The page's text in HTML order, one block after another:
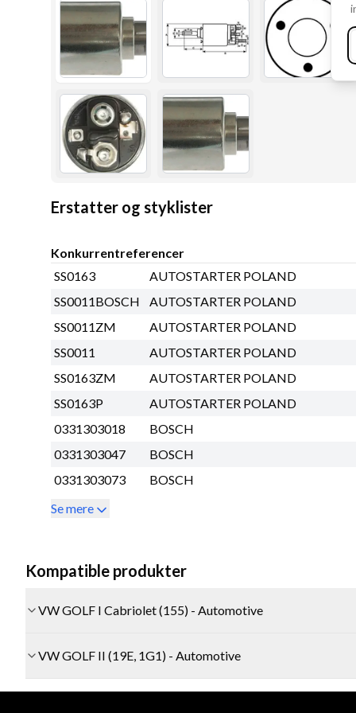
Erstatter og styklister
Konkurrentreferencer
SS0163
AUTOSTARTER POLAND
SS0011BOSCH
AUTOSTARTER POLAND
SS0011ZM
AUTOSTARTER POLAND
SS0011
AUTOSTARTER POLAND
SS0163ZM
AUTOSTARTER POLAND
SS0163P
AUTOSTARTER POLAND
0331303018
BOSCH
0331303047
BOSCH
0331303073
BOSCH
Se mere
Kompatible produkter
VW GOLF I Cabriolet (155) - Automotive
VW GOLF II (19E, 1G1) - Automotive